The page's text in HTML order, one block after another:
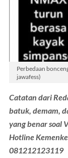
Perbedaan
jawafess)
Catatan dari
batuk, demam,
yang benar soal
Hotline
081212123119